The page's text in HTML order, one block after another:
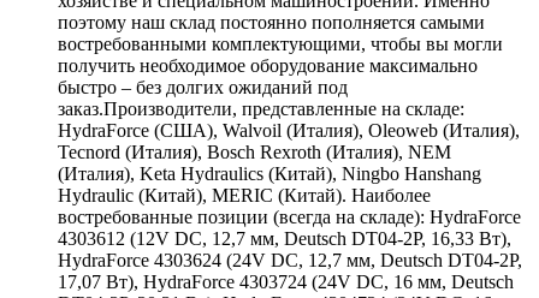
поэтому наш склад постоянно пополняется самыми
востребованными комплектующими, чтобы вы могли
получить необходимое оборудование максимально
быстро – без долгих ожиданий под
заказ.Производители, представленные на складе:
HydraForce (США), Walvoil (Италия), Oleoweb (Италия),
Tecnord (Италия), Bosch Rexroth (Италия), NEM
(Италия), Keta Hydraulics (Китай), Ningbo Hanshang
Hydraulic (Китай), MERIC (Китай). Наиболее
востребованные позиции (всегда на складе): HydraForce
4303612 (12V DC, 12,7 мм, Deutsch DT04-2P, 16,33 Вт),
HydraForce 4303624 (24V DC, 12,7 мм, Deutsch DT04-2P,
17,07 Вт), HydraForce 4303724 (24V DC, 16 мм, Deutsch